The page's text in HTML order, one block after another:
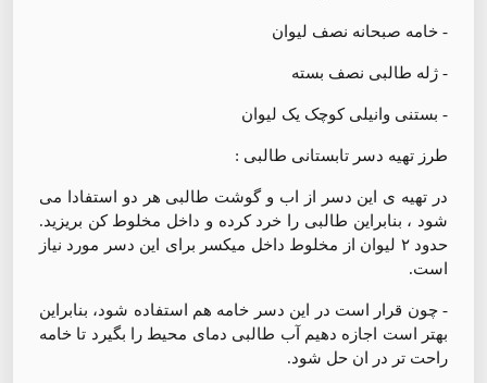
- خامه صبحانه نصف لیوان
- ژله طالبی نصف بسته
- بستنی وانیلی کوچک یک لیوان
طرز تهیه دسر تابستانی طالبی :
در تهیه ی این دسر از اب و گوشت طالبی هر دو استفادا می
شود ، بنابراین طالبی را خرد کرده و داخل مخلوط کن بریزید.
حدود ۲ لیوان از مخلوط داخل میکسر برای این دسر مورد نیاز
است.
- چون قرار است در این دسر خامه هم استفاده شود، بنابراین
بهتر است اجازه دهیم آب طالبی دمای محیط را بگیرد تا خامه
راحت تر در ان حل شود.